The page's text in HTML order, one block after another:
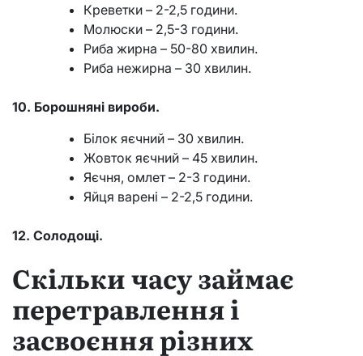
Креветки – 2-2,5 години.
Молюски – 2,5-3 години.
Риба жирна – 50-80 хвилин.
Риба нежирна – 30 хвилин.
10. Борошняні вироби.
Білок яєчний – 30 хвилин.
Жовток яєчний – 45 хвилин.
Яєчня, омлет – 2-3 години.
Яйця варені – 2-2,5 години.
12. Солодощі.
Скільки часу займає
перетравлення і
засвоєння різних